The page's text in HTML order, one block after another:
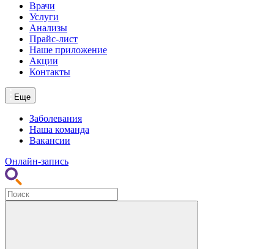
Врачи
Услуги
Анализы
Прайс-лист
Наше приложение
Акции
Контакты
Еще
Заболевания
Наша команда
Вакансии
Онлайн-запись